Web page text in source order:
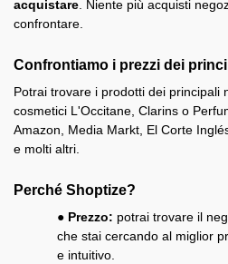
acquistare . Niente più acquisti
confrontare.
Confrontiamo i prezzi dei
Potrai trovare i prodotti dei principali
cosmetici L'Occitane, Clarins o
Amazon, Media Markt, El Corte
e molti altri.
Perché Shoptize?
● Prezzo: potrai trovare il
che stai cercando al miglior
e intuitivo.